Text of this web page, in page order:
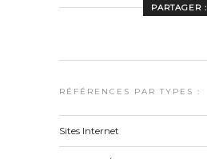
PARTAGER :
RÉFÉRENCES PAR TYPES :
Sites Internet